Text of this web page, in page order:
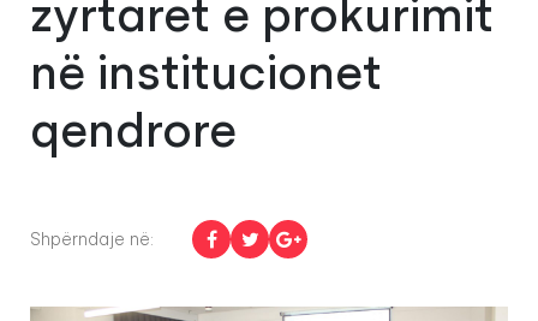
zyrtaret e prokurimit
në institucionet
qendrore
Shpërndaje në: